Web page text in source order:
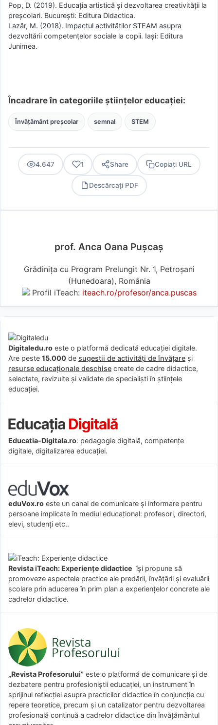
Pop, D. (2019). Educația artistică și dezvoltarea creativității la
preșcolari. București: Editura Didactica.
Lazăr, M. (2018). Impactul activităților STEAM asupra
dezvoltării competențelor sociale la copii. Iași: Editura
Junimea.
Încadrare în categoriile științelor educației:
Învățământ preșcolar semnal STEM
4.647 1 Share Copiați URL
Descărcați PDF
prof. Anca Oana Pușcaș
Grădinița cu Program Prelungit Nr. 1, Petroșani
(Hunedoara), România
Profil iTeach: iteach.ro/profesor/anca.puscas
Digitaledu.ro este o platformă dedicată educației digitale.
Are peste 15.000 de sugestii de activități de învățare și
resurse educaționale deschise create de cadre didactice,
selectate, revizuite și validate de specialiști în științele
educației.
Educatia-Digitala.ro: pedagogie digitală, competențe
digitale, digitalizarea educației.
eduVox.ro este un canal de comunicare și informare pentru
persoane implicate în mediul educațional: profesori, directori,
elevi, studenți etc..
Revista iTeach: Experienţe didactice îşi propune să
promoveze aspectele practice ale predării, învăţării şi evaluării
şcolare prin aducerea în prim plan a experienţelor concrete ale
cadrelor didactice.
„Revista Profesorului” este o platformă de comunicare și de
dezbatere pentru profesioniștii educației, un instrument în
sprijinul reflecției asupra practicilor didactice în conjuncție cu
repere teoretice, precum și un catalizator pentru dezvoltarea
profesională continuă a cadrelor didactice din învățământul